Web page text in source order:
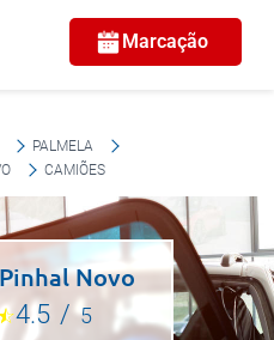
Marcação
PALMELA
CAMIÕES
Novo
4.5 / 5